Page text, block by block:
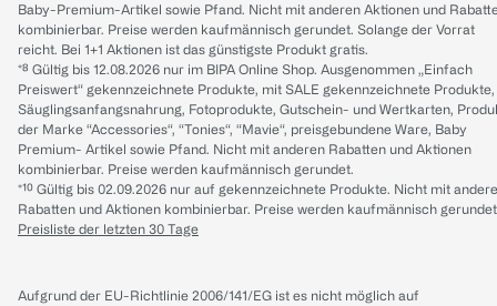
Baby-Premium-Artikel sowie Pfand. Nicht mit anderen Aktionen und
kombinierbar. Preise werden kaufmännisch gerundet. Solange der Vorrat
reicht. Bei 1+1 Aktionen ist das günstigste Produkt gratis.
*⁸ Gültig bis 12.08.2026 nur im BIPA Online Shop. Ausgenommen „Einfach
Preiswert“ gekennzeichnete Produkte, mit SALE gekennzeichnete Produkte,
Säuglingsanfangsnahrung, Fotoprodukte, Gutschein- und Wertkarten,
der Marke “Accessories“, “Tonies“, “Mavie“, preisgebundene Ware, Baby
Premium- Artikel sowie Pfand. Nicht mit anderen Rabatten und Aktionen
kombinierbar. Preise werden kaufmännisch gerundet.
*¹⁰ Gültig bis 02.09.2026 nur auf gekennzeichnete Produkte. Nicht mit
Rabatten und Aktionen kombinierbar. Preise werden kaufmännisch
Preisliste der letzten 30 Tage
Aufgrund der EU-Richtlinie 2006/141/EG ist es nicht möglich auf